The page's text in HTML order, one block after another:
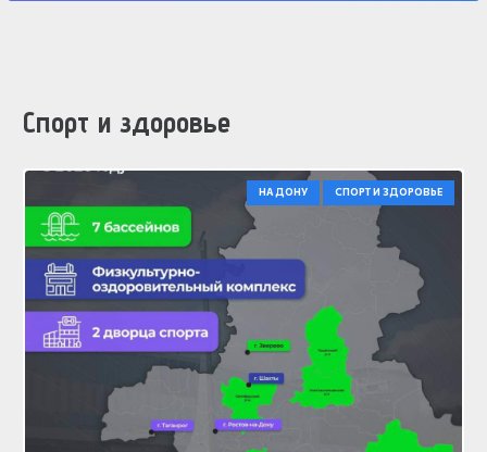
Спорт и здоровье
НА ДОНУ СПОРТ И ЗДОРОВЬЕ